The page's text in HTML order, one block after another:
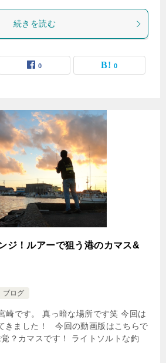
続きを読む
0 0
ジ！ルアーで狙う港のカマス&
ブログ
崎です。 真っ暗な場所です笑 今回は
きました！ 今回の動画版はこちらで
カマスです！ ライトソルトな釣